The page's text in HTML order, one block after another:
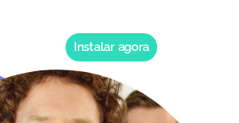
Instalar agora